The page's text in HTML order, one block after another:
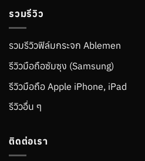
รวมรีวิว
รวมรีวิวฟิล์มกระจก Ablemen
รีวิวมือถือซัมซุง (Samsung)
รีวิวมือถือ Apple iPhone, iPad
รีวิวอื่น ๆ
ติดต่อเรา